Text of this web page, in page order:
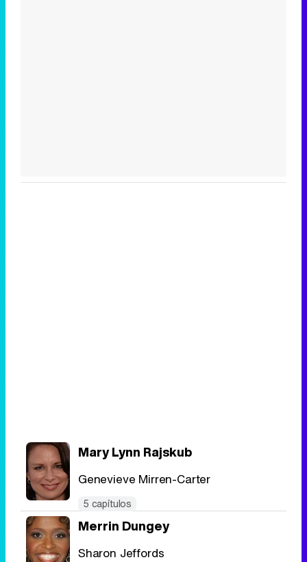
Mary Lynn Rajskub
Genevieve Mirren-Carter
5 capítulos
Merrin Dungey
Sharon Jeffords